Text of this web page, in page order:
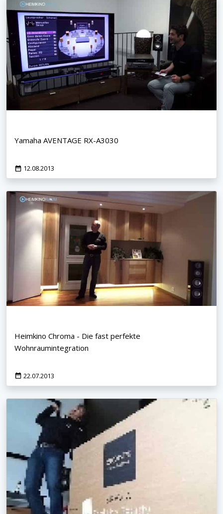
Yamaha AVENTAGE RX-A3030
12.08.2013
Heimkino Chroma - Die fast perfekte
Wohnraumintegration
22.07.2013